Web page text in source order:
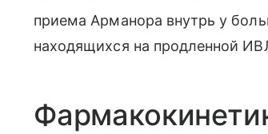
приема Арманора внутрь у
находящихся на продленной